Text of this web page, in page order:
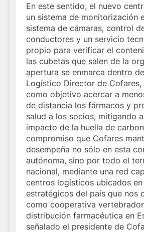
En este sentido, el nuevo
un sistema de monitorización
sistema de cámaras, control
conductores y un servicio
propio para verificar el
las cubetas que salen de la
apertura se enmarca dentro
Logístico Director de Cofares,
como objetivo acercar a
de distancia los fármacos y
salud a los socios, mitigando
impacto de la huella de
compromiso que Cofares
desempeña no sólo en esta
autónoma, sino por todo el
nacional, mediante una red
centros logísticos ubicados
estratégicos del país que nos
como cooperativa
distribución farmacéutica en
señalado el presidente de